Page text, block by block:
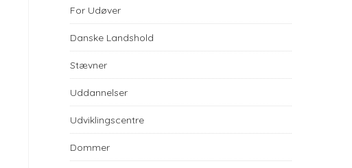
For Udøver
Danske Landshold
Stævner
Uddannelser
Udviklingscentre
Dommer